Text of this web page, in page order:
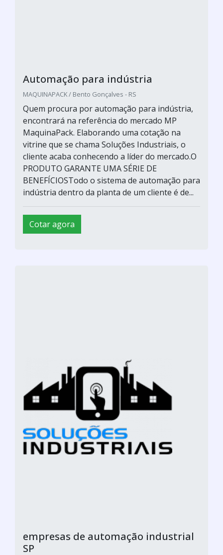
Automação para indústria
MAQUINAPACK / Bento Gonçalves - RS
Quem procura por automação para indústria,
encontrará na referência do mercado MP
MaquinaPack. Elaborando uma cotação na
vitrine que se chama Soluções Industriais, o
cliente acaba conhecendo a líder do mercado.O
PRODUTO GARANTE UMA SÉRIE DE
BENEFÍCIOSTodo o sistema de automação para
indústria dentro da planta de um cliente é de...
Cotar agora
empresas de automação industrial
SP